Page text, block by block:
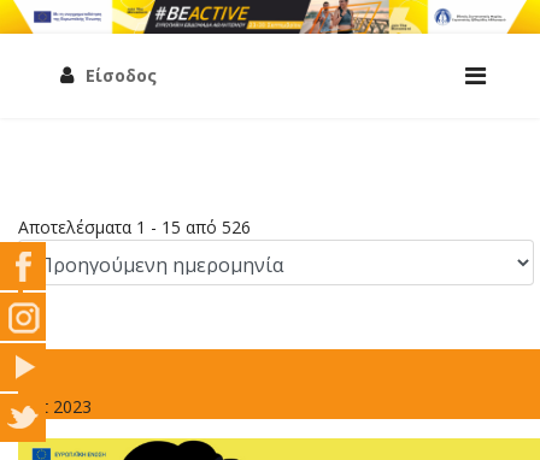
Είσοδος
Αποτελέσματα 1 - 15 από 526
7
Σεπ 2023